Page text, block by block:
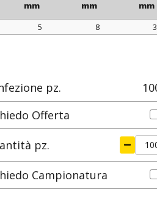
mm
mm
mm
5 8 3
pz.
Offerta
pz.
Campionatura